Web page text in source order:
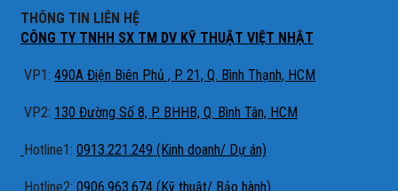
THÔNG TIN LIÊN HỆ
CÔNG TY TNHH SX TM DV KỸ THUẬT VIỆT NHẬT
VP1: 490A Điện Biên Phủ , P. 21, Q. Bình Thạnh, HCM
VP2: 130 Đường Số 8, P. BHHB, Q. Bình Tân, HCM
Hotline1: 0913.221.249 (Kinh doanh/ Dự án)
Hotline2: 0906.963.674 (Kỹ thuật/ Bảo hành)